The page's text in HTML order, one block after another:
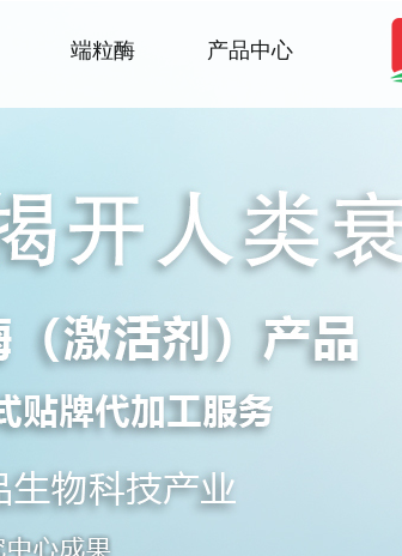
端粒酶 产品中心